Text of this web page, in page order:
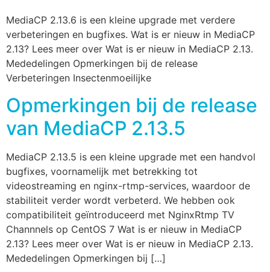
MediaCP 2.13.6 is een kleine upgrade met verdere
verbeteringen en bugfixes. Wat is er nieuw in MediaCP
2.13? Lees meer over Wat is er nieuw in MediaCP 2.13.
Mededelingen Opmerkingen bij de release
Verbeteringen Insectenmoeilijke
Opmerkingen bij de release
van MediaCP 2.13.5
MediaCP 2.13.5 is een kleine upgrade met een handvol
bugfixes, voornamelijk met betrekking tot
videostreaming en nginx-rtmp-services, waardoor de
stabiliteit verder wordt verbeterd. We hebben ook
compatibiliteit geïntroduceerd met NginxRtmp TV
Channnels op CentOS 7 Wat is er nieuw in MediaCP
2.13? Lees meer over Wat is er nieuw in MediaCP 2.13.
Mededelingen Opmerkingen bij […]